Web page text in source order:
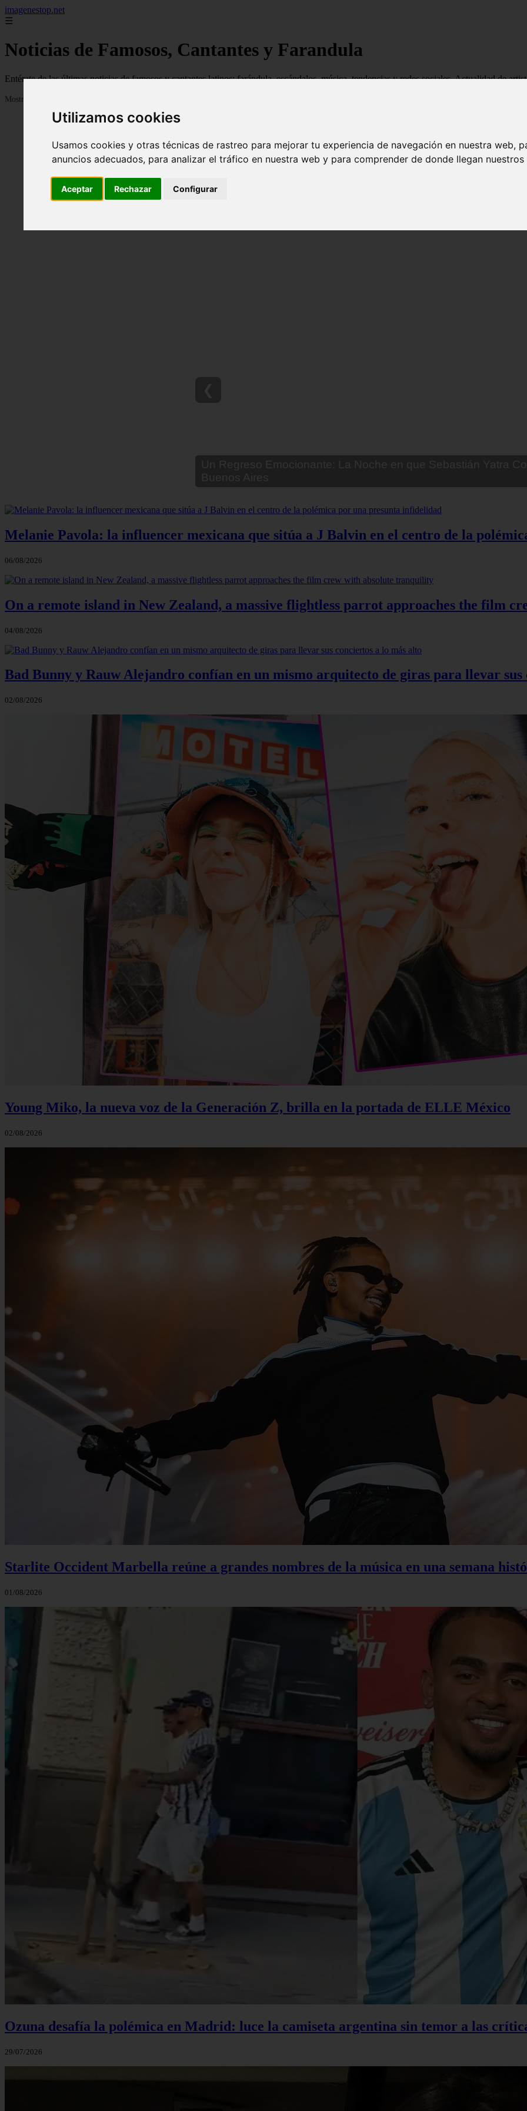
Utilizamos cookies
Usamos cookies y otras técnicas de rastreo para mejorar tu experiencia de navegación en nuestra web,
anuncios adecuados, para analizar el tráfico en nuestra web y para comprender de donde llegan
Aceptar Rechazar Configurar
imagenestop.net
☰
Noticias de Famosos, Cantantes y Farandula
Entérate de las últimas noticias de famosos y cantantes latinos: farándula, escándalos, música, tendencias y redes sociales. Actualidad de
Mostrando 1 - 24 de 1586 artículos
Melanie Pavola: la influencer mexicana que sitúa a J Balvin en el centro de la
06/08/2026
On a remote island in New Zealand, a massive flightless parrot approaches the film
04/08/2026
Bad Bunny y Rauw Alejandro confían en un mismo arquitecto de giras para llevar sus
02/08/2026
Young Miko, la nueva voz de la Generación Z, brilla en la portada de ELLE México
02/08/2026
Starlite Occident Marbella reúne a grandes nombres de la música en una semana
01/08/2026
Ozuna desafía la polémica en Madrid: luce la camiseta argentina sin temor a las
29/07/2026